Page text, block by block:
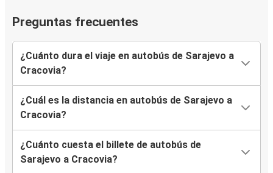
Preguntas frecuentes
¿Cuánto dura el viaje en autobús de Sarajevo a
Cracovia?
¿Cuál es la distancia en autobús de Sarajevo a
Cracovia?
¿Cuánto cuesta el billete de autobús de
Sarajevo a Cracovia?